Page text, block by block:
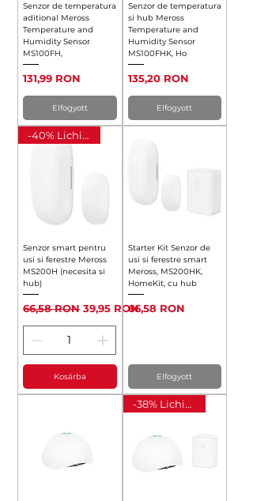
Senzor de temperatura
aditional Meross
Temperature and
Humidity Sensor
MS100FH,
Ár
131,99 RON
Elfogyott
Senzor de temperatura
si hub Meross
Temperature and
Humidity Sensor
MS100FHK, Ho
Ár
135,20 RON
Elfogyott
-40% Lichidare
Senzor smart pentru
usi si ferestre Meross
MS200H (necesita si
hub)
Szokásos ár
66,58 RON Akciós ár
39,95 RON
Kosárba
Starter Kit Senzor de
usi si ferestre smart
Meross, MS200HK,
HomeKit, cu hub
Ár
66,58 RON
Elfogyott
-38% Lichidare